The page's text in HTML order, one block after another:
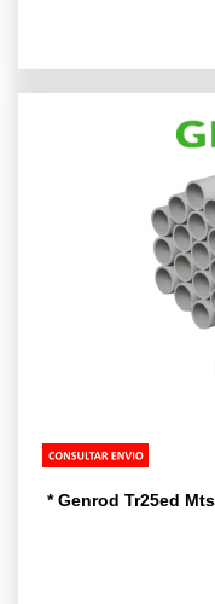
* Genrod Tr25ed